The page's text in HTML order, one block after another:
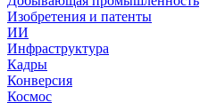
Изобретения и патенты
ИИ
Инфраструктура
Кадры
Конверсия
Космос